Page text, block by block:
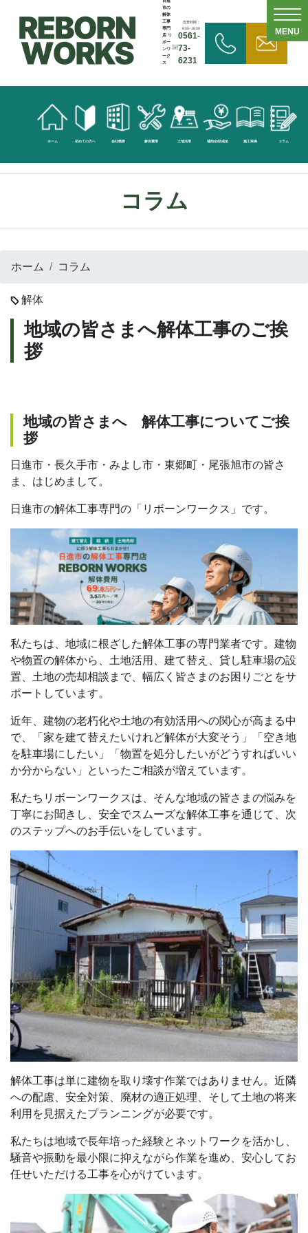
市の
解体
工事
専門
店 リ
ボー
ンワ
ーク
ス
営業時間：
9:00~18:00
0561-
73-
6231
ホーム 初めての方へ 会社概要 解体費用 土地活用 補助金/助成金 施工実例 コラム
MENU
コラム
ホーム コラム
解体
地域の皆さまへ解体工事のご挨
拶
地域の皆さまへ 解体工事についてご挨
拶
日進市・長久手市・みよし市・東郷町・尾張旭市の皆さ
ま、はじめまして。
日進市の解体工事専門の「リボーンワークス」です。
私たちは、地域に根ざした解体工事の専門業者です。建物
や物置の解体から、土地活用、建て替え、貸し駐車場の設
置、土地の売却相談まで、幅広く皆さまのお困りごとをサ
ポートしています。
近年、建物の老朽化や土地の有効活用への関心が高まる中
で、「家を建て替えたいけれど解体が大変そう」「空き地
を駐車場にしたい」「物置を処分したいがどうすればいい
か分からない」といったご相談が増えています。
私たちリボーンワークスは、そんな地域の皆さまの悩みを
丁寧にお聞きし、安全でスムーズな解体工事を通じて、次
のステップへのお手伝いをしています。
解体工事は単に建物を取り壊す作業ではありません。近隣
への配慮、安全対策、廃材の適正処理、そして土地の将来
利用を見据えたプランニングが必要です。
私たちは地域で長年培った経験とネットワークを活かし、
騒音や振動を最小限に抑えながら作業を進め、安心してお
任せいただける工事を心がけています。
無
料
見
積
頼
合
わ
無料見積依頼 お問い合わせ